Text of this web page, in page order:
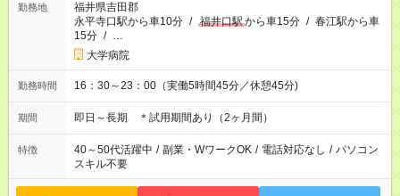
勤務地
福井県吉田郡
永平寺口駅から車10分 / 福井口駅から車15分 / 春江駅から車
15分 / …
大学病院
勤務時間 16：30～23：00（実働5時間45分／休憩45分)
期間 即日～長期 ＊試用期間あり（2ヶ月間）
特徴 40～50代活躍中 / 副業・WワークOK / 電話対応なし / パソコン
スキル不要